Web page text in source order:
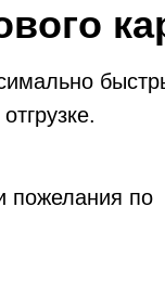
пожелания по